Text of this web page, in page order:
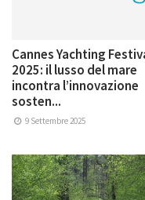
Cannes Yachting
2025: il lusso del mare
incontra l’innovazione
sosten...
9 Settembre 2025